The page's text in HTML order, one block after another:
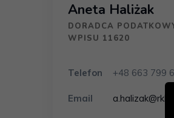
Aneta Haliżak
DORADCA
WPISU 11620
Telefon +48 663 799
Email